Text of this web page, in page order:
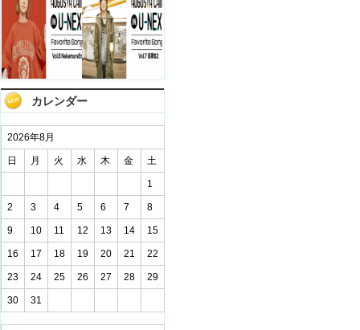
カレンダー
2026年8月
日 月 火 水 木 金 土
1
2 3 4 5 6 7 8
9 10 11 12 13 14 15
16 17 18 19 20 21 22
23 24 25 26 27 28 29
30 31